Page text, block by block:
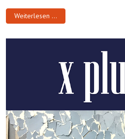
Weiterlesen …